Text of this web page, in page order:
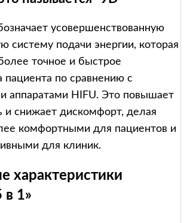
усовершенствованную
систему подачи энергии, которая
точное и быстрое
пациента по сравнению с
аппаратами HIFU. Это повышает
и снижает дискомфорт, делая
комфортными для пациентов и
для клиник.
характеристики
в 1»